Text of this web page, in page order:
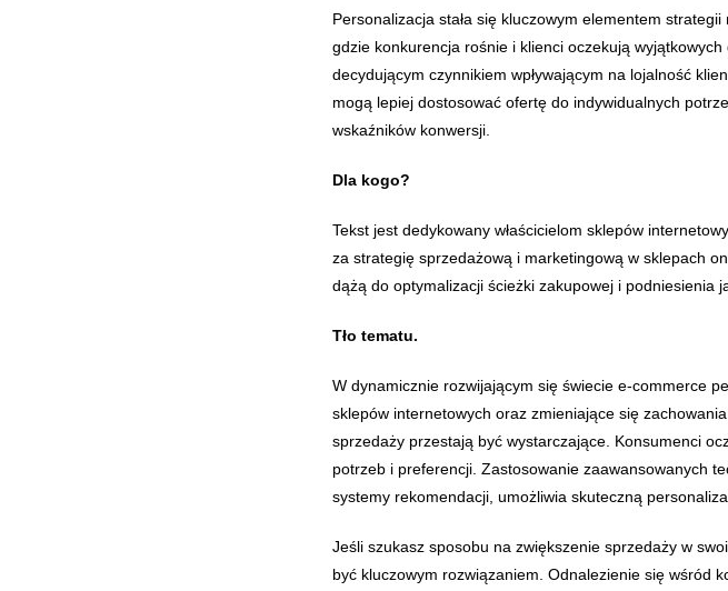
Personalizacja stała się kluczowym elementem
gdzie konkurencja rośnie i klienci oczekują
decydującym czynnikiem wpływającym na lojalność
mogą lepiej dostosować ofertę do indywidualnych
wskaźników konwersji.
Dla kogo?
Tekst jest dedykowany właścicielom sklepów
za strategię sprzedażową i marketingową w sklepach
dążą do optymalizacji ścieżki zakupowej i podniesienia
Tło tematu.
W dynamicznie rozwijającym się świecie e-commerce
sklepów internetowych oraz zmieniające się
sprzedaży przestają być wystarczające. Konsumenci
potrzeb i preferencji. Zastosowanie zaawansowanych
systemy rekomendacji, umożliwia skuteczną
Jeśli szukasz sposobu na zwiększenie sprzedaży w
być kluczowym rozwiązaniem. Odnalezienie się wśród